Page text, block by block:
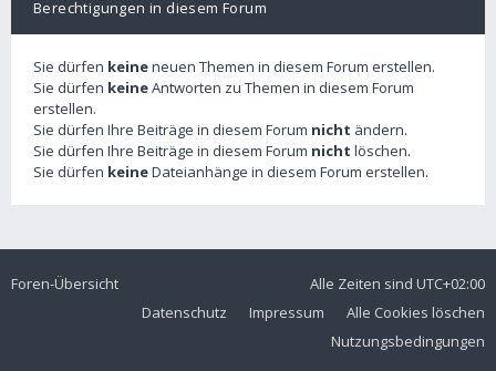
Berechtigungen in diesem Forum
Sie dürfen keineneuen Themen in diesem Forum erstellen.
Sie dürfen keineAntworten zu Themen in diesem Forum
erstellen.
Sie dürfen Ihre Beiträge in diesem Forum nicht ändern.
Sie dürfen Ihre Beiträge in diesem Forum nicht löschen.
Sie dürfen keineDateianhänge in diesem Forum erstellen.
Foren-Übersicht Alle Zeiten sind UTC+02:00
Alle Cookies löschen
Impressum
Datenschutz
Nutzungsbedingungen